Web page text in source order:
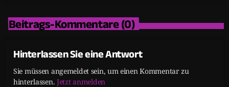
Beitrags-Kommentare (0)
Hinterlassen Sie eine Antwort
Sie müssen angemeldet sein, um einen Kommentar zu
hinterlassen. Jetzt anmelden